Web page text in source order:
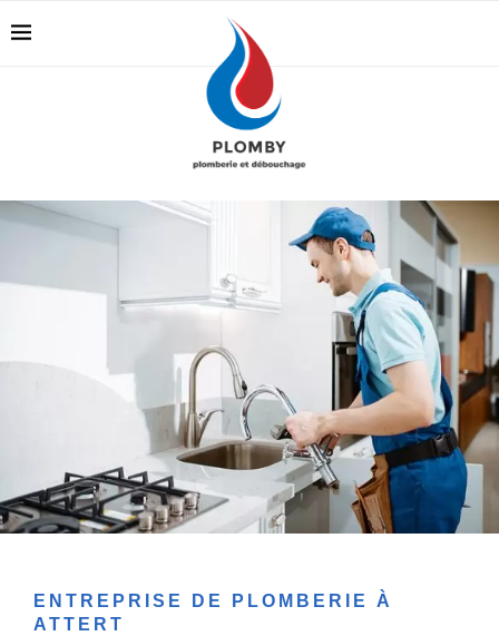
ENTREPRISE DE PLOMBERIE À
ATTERT